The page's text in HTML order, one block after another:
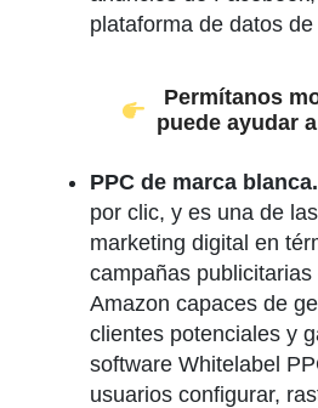
plataforma de datos
Permítanos
puede ayudar
PPC de marca blanca.
por clic, y es una de
marketing digital en
campañas
Amazon capaces de
clientes potenciales y
software Whitelabel
usuarios configurar,